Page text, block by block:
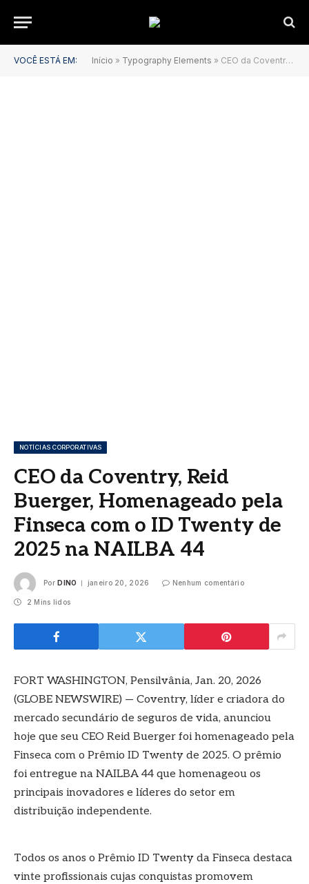
VOCÊ ESTÁ EM: Início » Typography Elements » CEO da Coventry, Reid Buerger, Homenageado pela Finseca com o ID Twenty de 2025 na NAILBA 44
NOTÍCIAS CORPORATIVAS
CEO da Coventry, Reid
Buerger, Homenageado pela
Finseca com o ID Twenty de
2025 na NAILBA 44
Por DINO janeiro 20, 2026 Nenhum comentário
2 Mins lidos
FORT WASHINGTON, Pensilvânia, Jan. 20, 2026
(GLOBE NEWSWIRE) — Coventry, líder e criadora do
mercado secundário de seguros de vida, anunciou
hoje que seu CEO Reid Buerger foi homenageado pela
Finseca com o Prêmio ID Twenty de 2025. O prêmio
foi entregue na NAILBA 44 que homenageou os
principais inovadores e líderes do setor em
distribuição independente.
Todos os anos o Prêmio ID Twenty da Finseca destaca
vinte profissionais cujas conquistas promovem